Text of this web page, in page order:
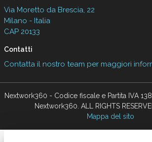
Via Moretto da Brescia, 22
Milano - Italia
CAP 20133
Contatti
Contatta il nostro team per maggiori
Nextwork360 - Codice fiscale e Partita IVA
Nextwork360. ALL RIGHTS
Mappa del sito